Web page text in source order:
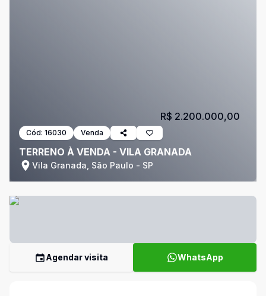
Cód: 16030 Venda
TERRENO À VENDA - VILA GRANADA
Vila Granada, São Paulo - SP
R$ 2.200.000,00
Agendar visita WhatsApp